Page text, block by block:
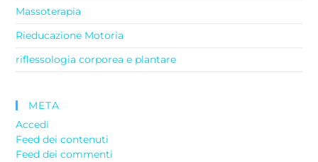
Massoterapia
Rieducazione Motoria
riflessologia corporea e plantare
META
Accedi
Feed dei contenuti
Feed dei commenti